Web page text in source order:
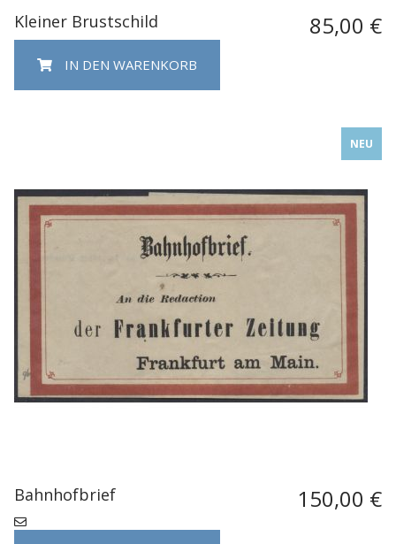
Kleiner Brustschild 85,00 €
IN DEN WARENKORB
NEU
Bahnhofbrief 150,00 €